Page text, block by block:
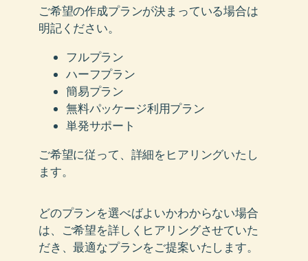
ご希望の作成プランが決まっている場合は
明記ください。
フルプラン
ハーフプラン
簡易プラン
無料パッケージ利用プラン
単発サポート
ご希望に従って、詳細をヒアリングいたし
ます。
どのプランを選べばよいかわからない場合
は、ご希望を詳しくヒアリングさせていた
だき、最適なプランをご提案いたします。